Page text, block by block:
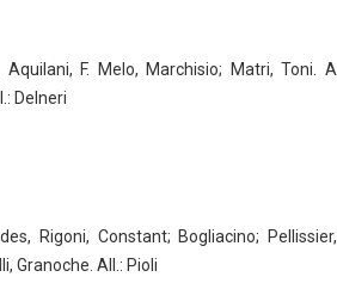
F. Melo, Marchisio; Matri, Toni. A
Delneri
Rigoni, Constant; Bogliacino; Pellissier,
Granoche. All.: Pioli